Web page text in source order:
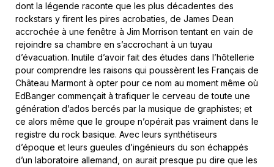
dont la légende raconte que les plus décadentes des
rockstars y firent les pires acrobaties, de James Dean
accrochée à une fenêtre à Jim Morrison tentant en vain de
rejoindre sa chambre en s’accrochant à un tuyau
d’évacuation. Inutile d’avoir fait des études dans l’hôtellerie
pour comprendre les raisons qui poussèrent les Français de
Château Marmont à opter pour ce nom au moment même où
EdBanger commençait à trafiquer le cerveau de toute une
génération d’ados bercés par la musique de graphistes; et
ce alors même que le groupe n’opérait pas vraiment dans le
registre du rock basique. Avec leurs synthétiseurs
d’époque et leurs gueules d’ingénieurs du son échappés
d’un laboratoire allemand, on aurait presque pu dire que les